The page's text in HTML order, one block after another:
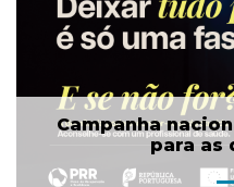
Campanha
para as